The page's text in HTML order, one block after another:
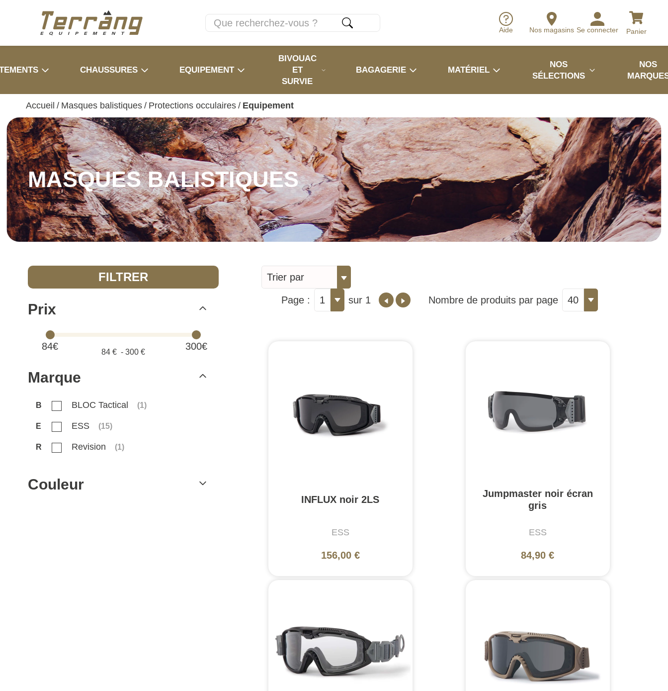
Aide Nos magasins Se connecter Panier
CHAUSSURES EQUIPEMENT
BIVOUAC
ET
SURVIE
BAGAGERIE MATÉRIEL
NOS
SÉLECTIONS
NOS
Accueil / Masques balistiques / Protections occulaires / Equipement
MASQUES BALISTIQUES
FILTRER
Prix
84€ 300€
84 € - 300 €
Marque
B BLOC Tactical (1)
E ESS (15)
R Revision (1)
Couleur
Trier par
Page : 1 sur 1 Nombre de produits par page 40
INFLUX noir 2LS
ESS
156,00 €
Jumpmaster noir écran
gris
ESS
84,90 €